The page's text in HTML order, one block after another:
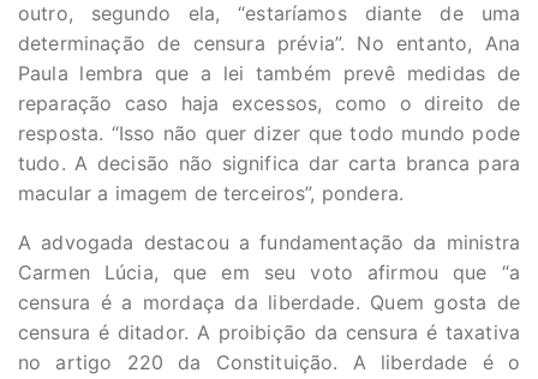
outro, segundo ela, “estaríamos diante de uma
determinação de censura prévia”. No entanto, Ana
Paula lembra que a lei também prevê medidas de
reparação caso haja excessos, como o direito de
resposta. “Isso não quer dizer que todo mundo pode
tudo. A decisão não significa dar carta branca para
macular a imagem de terceiros”, pondera.
A advogada destacou a fundamentação da ministra
Carmen Lúcia, que em seu voto afirmou que “a
censura é a mordaça da liberdade. Quem gosta de
censura é ditador. A proibição da censura é taxativa
no artigo 220 da Constituição. A liberdade é o